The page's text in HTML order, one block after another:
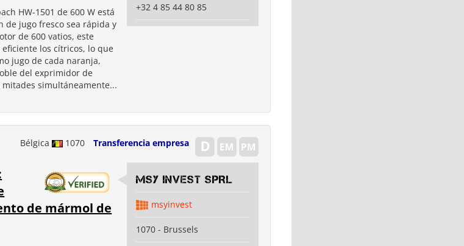
HW-1501 de 600 W está
de jugo fresco sea rápida y
de 600 vatios, este
los cítricos, lo que
jugo de cada naranja,
del exprimidor de
simultáneamente...
+32 4 85 44 80 85
Bélgica 1070 Transferencia empresa
de mármol de
MSY INVEST SPRL
msyinvest
1070 - Brussels